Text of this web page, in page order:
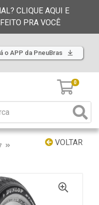
CLIQUE AQUI E
PRA VOCÊ
o APP da PneuBras
0
VOLTAR